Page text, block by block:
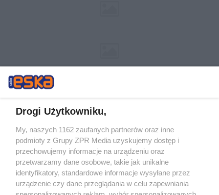
Żaden utwór zamieszczony w serwisie nie może być powielany i
rozpowszechniany lub dalej rozpowszechniany w jakikolwiek sposób (w
tym także elektroniczny lub mechaniczny) na jakimkolwiek polu
eksploatacji w jakiejkolwiek formie, włącznie z umieszczaniem w
Internecie bez pisemnej zgody właściciela praw. Jakiekolwiek użycie lub
wykorzystanie utworów w całości lub w części z naruszeniem prawa,
tzn. bez właściwej zgody, jest zabronione pod groźbą kary i może być
ścigane prawnie.
Drogi Użytkowniku,
My, naszych 1162 zaufanych partnerów oraz inne
podmioty z Grupy ZPR Media uzyskujemy dostęp i
przechowujemy informacje na urządzeniu oraz
przetwarzamy dane osobowe, takie jak unikalne
identyfikatory, standardowe informacje wysyłane przez
urządzenie czy dane przeglądania w celu zapewniania